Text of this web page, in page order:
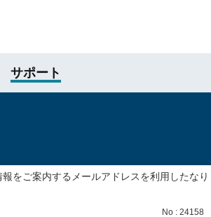
サポート
報をご案内するメールアドレスを利用したなり
No : 24158